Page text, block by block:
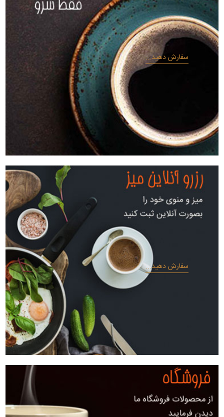
سفارش دهید...
سفارش دهید...